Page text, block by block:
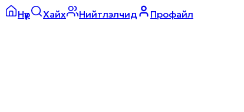
Нүүр Хайх Нийтлэлчид Профайл